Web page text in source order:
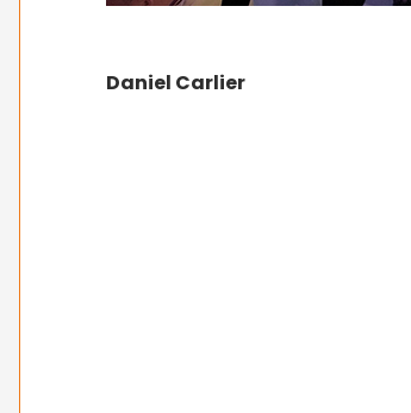
Daniel Carlier